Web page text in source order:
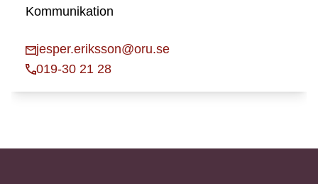
Kommunikation
jesper.eriksson@oru.se
019-30 21 28